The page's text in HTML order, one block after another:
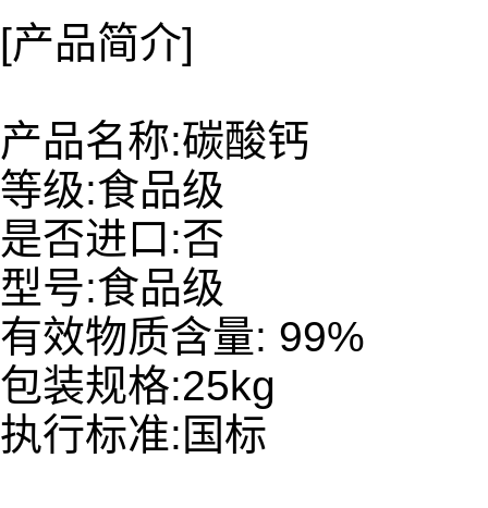
[产品简介]
产品名称:碳酸钙
等级:食品级
是否进口:否
型号:食品级
有效物质含量: 99%
包装规格:25kg
执行标准:国标